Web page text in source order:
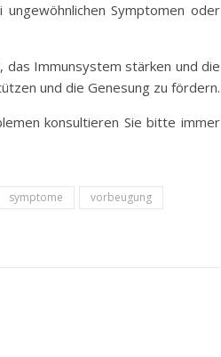
Symptomen oder
das Immunsystem stärken und die
und die Genesung zu fördern.
konsultieren Sie bitte immer
symptome
vorbeugung